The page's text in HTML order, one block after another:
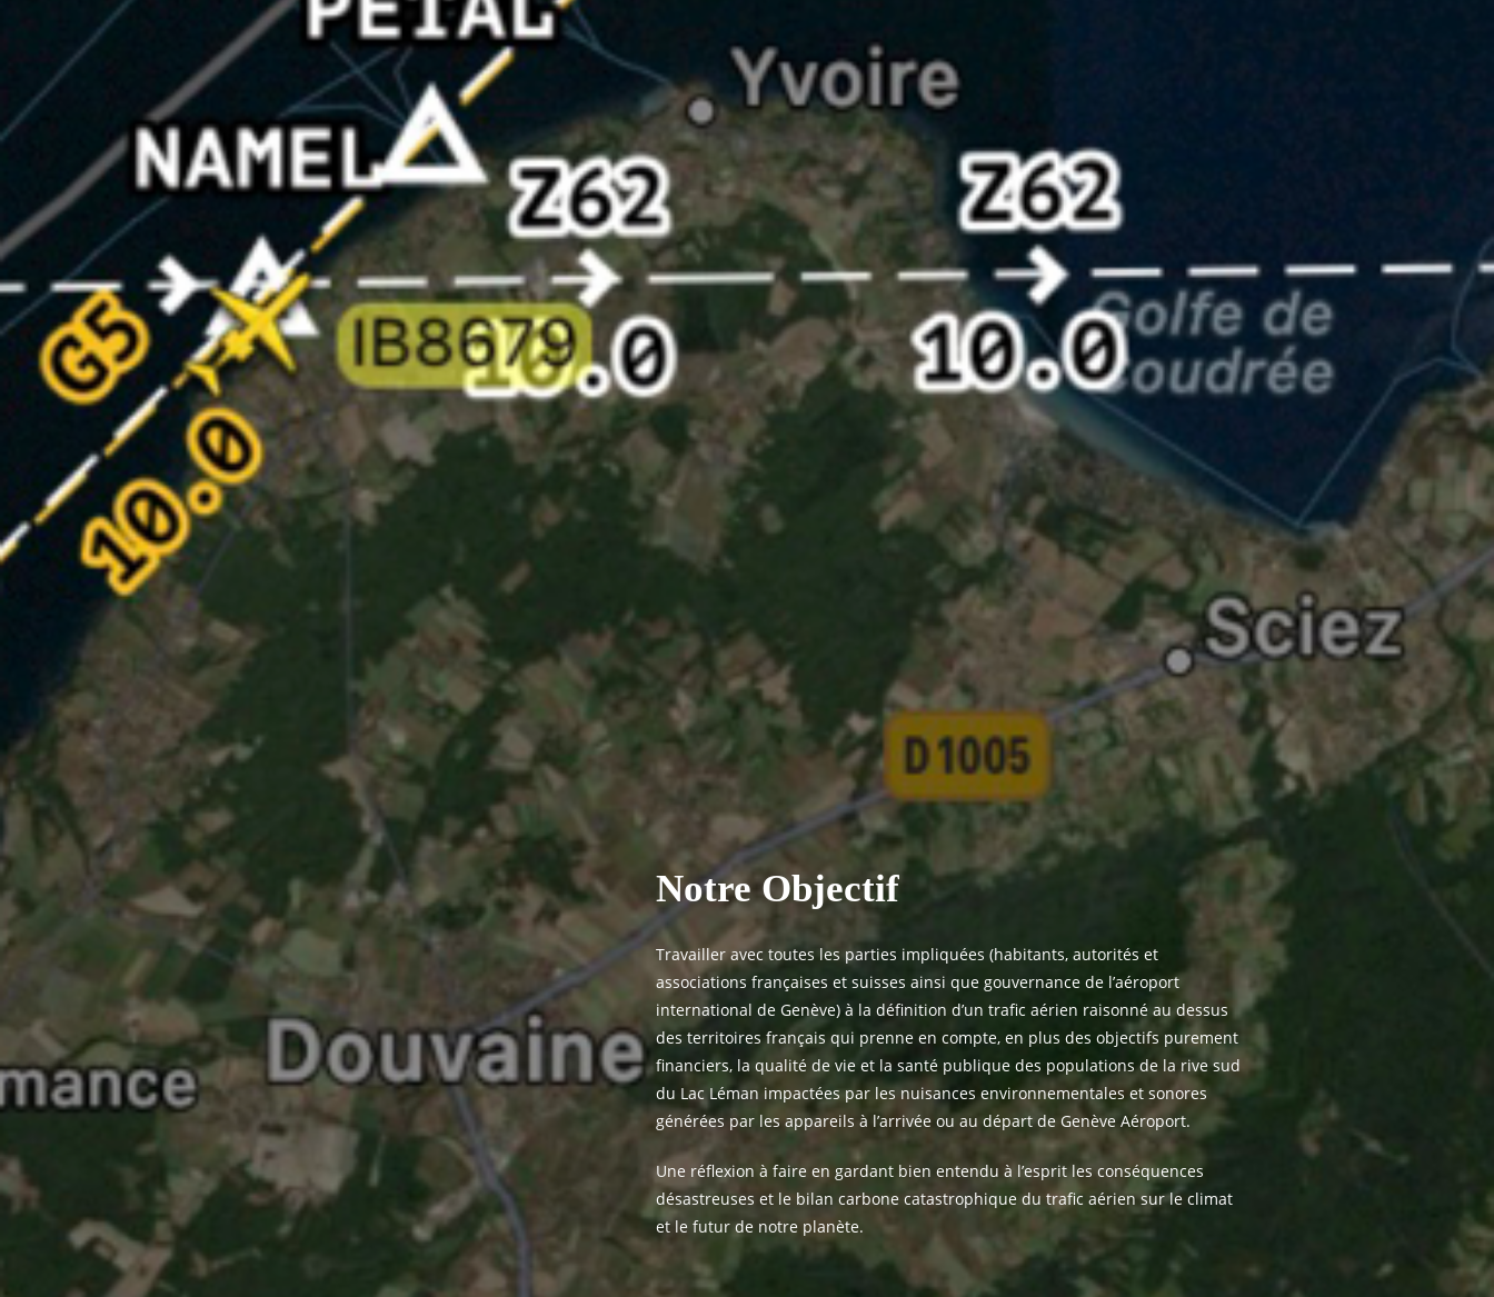
Notre Objectif
Travailler avec toutes les parties impliquées (habitants, autorités et
associations françaises et suisses ainsi que gouvernance de l’aéroport
international de Genève) à la définition d’un trafic aérien raisonné au dessus
des territoires français qui prenne en compte, en plus des objectifs purement
financiers, la qualité de vie et la santé publique des populations de la rive sud
du Lac Léman impactées par les nuisances environnementales et sonores
générées par les appareils à l’arrivée ou au départ de Genève Aéroport.
Une réflexion à faire en gardant bien entendu à l’esprit les conséquences
désastreuses et le bilan carbone catastrophique du trafic aérien sur le climat
et le futur de notre planète.